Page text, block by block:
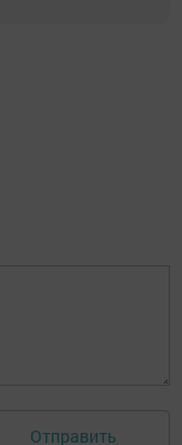
Отправить